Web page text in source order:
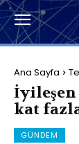
Ana Sayfa
İyileşen
kat
GÜNDEM